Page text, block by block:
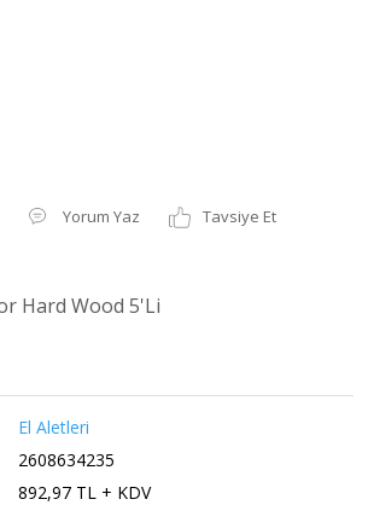
Yorum Yaz
Tavsiye Et
Hard Wood 5'Li
El Aletleri
2608634235
892,97 TL + KDV